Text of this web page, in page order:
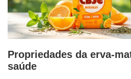
Propriedades da erva-
saúde